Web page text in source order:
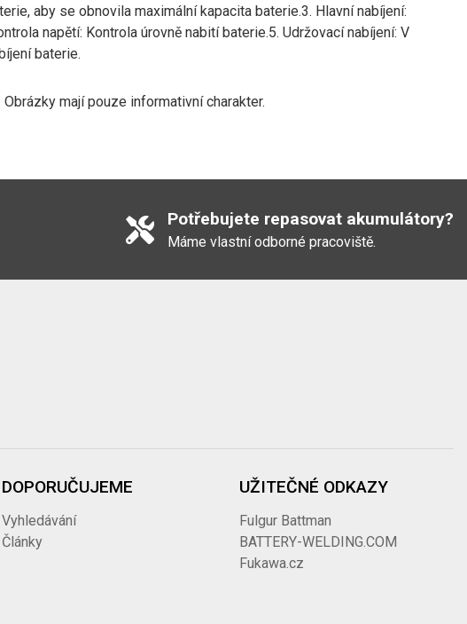
aby se obnovila maximální kapacita baterie.3. Hlavní nabíjení:
napětí: Kontrola úrovně nabití baterie.5. Udržovací nabíjení: V
baterie.
mají pouze informativní charakter.
Potřebujete repasovat akumulátory?
Máme vlastní odborné pracoviště.
DOPORUČUJEME
Vyhledávání
Články
UŽITEČNÉ ODKAZY
Fulgur Battman
BATTERY-WELDING.COM
Fukawa.cz